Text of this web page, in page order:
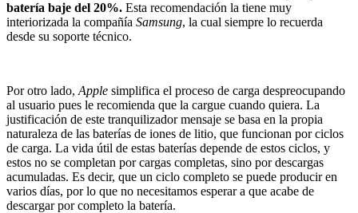
batería baje del 20%. Esta recomendación la tiene muy
interiorizada la compañía Samsung, la cual siempre lo recuerda
desde su soporte técnico.
Por otro lado, Apple simplifica el proceso de carga despreocupando
al usuario pues le recomienda que la cargue cuando quiera. La
justificación de este tranquilizador mensaje se basa en la propia
naturaleza de las baterías de iones de litio, que funcionan por ciclos
de carga. La vida útil de estas baterías depende de estos ciclos, y
estos no se completan por cargas completas, sino por descargas
acumuladas. Es decir, que un ciclo completo se puede producir en
varios días, por lo que no necesitamos esperar a que acabe de
descargar por completo la batería.